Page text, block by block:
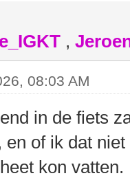
,
08:03 AM
in de fiets
en of ik dat
kon